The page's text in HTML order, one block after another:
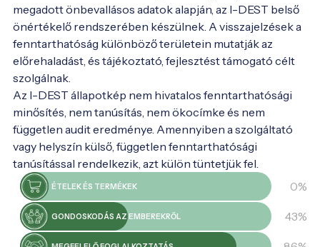
Magyarországot és környékét ábrázolják.
Áldozz időt a múzeum kincseinek
megismerésére. Lépj be az időtlen titkok
kapuján! Megéri.
megadott önbevallásos adatok alapján, az I-DEST belső
önértékelő rendszerében készülnek. A visszajelzések a
fenntarthatóság különböző területein mutatják az
előrehaladást, és tájékoztató, fejlesztést támogató célt
szolgálnak.
Az I-DEST állapotkép nem hivatalos fenntarthatósági
minősítés, nem tanúsítás, nem ökocímke és nem
független audit eredménye. Amennyiben a szolgáltató
vagy helyszín külső, független fenntarthatósági
tanúsítással rendelkezik, azt külön tüntetjük fel.
ÉTELEK ÉS TERMÉKEK 0%
GONDOSKODÁS AZ EMBEREKRŐL 43%